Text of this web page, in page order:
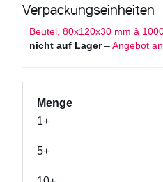
Verpackungseinheiten
Beutel, 80x120x30 mm à
nicht auf Lager– Angebot
Menge
1+
5+